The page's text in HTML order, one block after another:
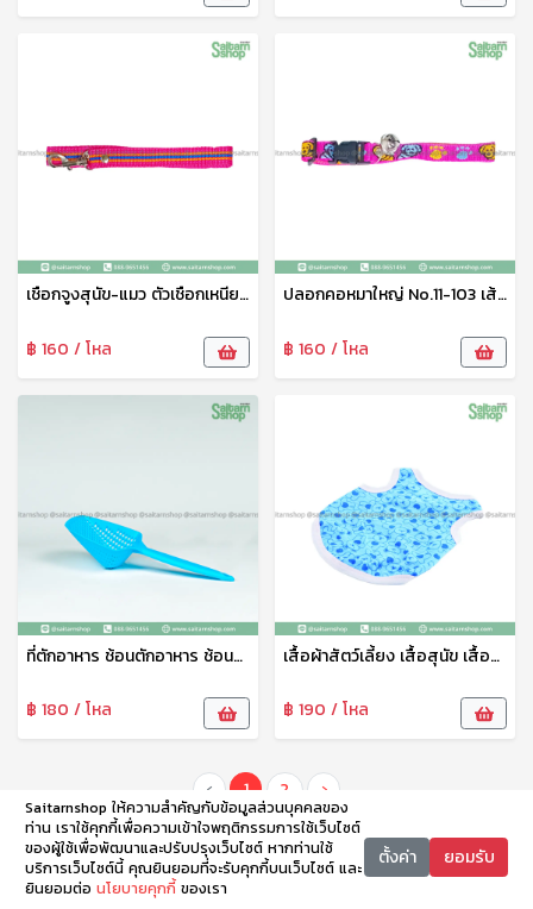
เชือกจูงสุนัข-แมว ตัวเชือกเหนียว ไม่ขาดง่ายใช่ได้ยาวนาน No.11-104
฿ 160 / โหล
ปลอกคอหมาใหญ่ No.11-103 เส้นใหญ่ไม่หลุดไม่ขาดง่าย
฿ 160 / โหล
ที่ตักอาหาร ช้อนตักอาหาร ช้อนตักอาหารสัตว์เลี้ยง ที่ตักน้ำแข็งพลาสติก ช้อนตักอเนกประสงค์ PT
฿ 180 / โหล
เสื้อผ้าสัตว์เลี้ยง เสื้อสุนัข เสื้อแมว สกรีนลายน่ารัก No.6-100
฿ 190 / โหล
‹ 1 2 ›
Saitarnshop ให้ความสำคัญกับข้อมูลส่วนบุคคลของ
ท่าน เราใช้คุกกี้เพื่อความเข้าใจพฤติกรรมการใช้เว็บไซต์
ของผู้ใช้เพื่อพัฒนาและปรับปรุงเว็บไซต์ หากท่านใช้
บริการเว็บไซต์นี้ คุณยินยอมที่จะรับคุกกี้บนเว็บไซต์ และ
ยินยอมต่อ นโยบายคุกกี้ ของเรา
ตั้งค่า ยอมรับ